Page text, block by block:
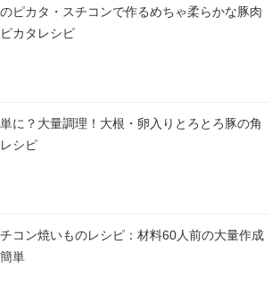
ピカタ・スチコンで作るめちゃ柔らかな豚肉
カタレシピ
に？大量調理！大根・卵入りとろとろ豚の角
シピ
コン焼いものレシピ：材料60人前の大量作成
単